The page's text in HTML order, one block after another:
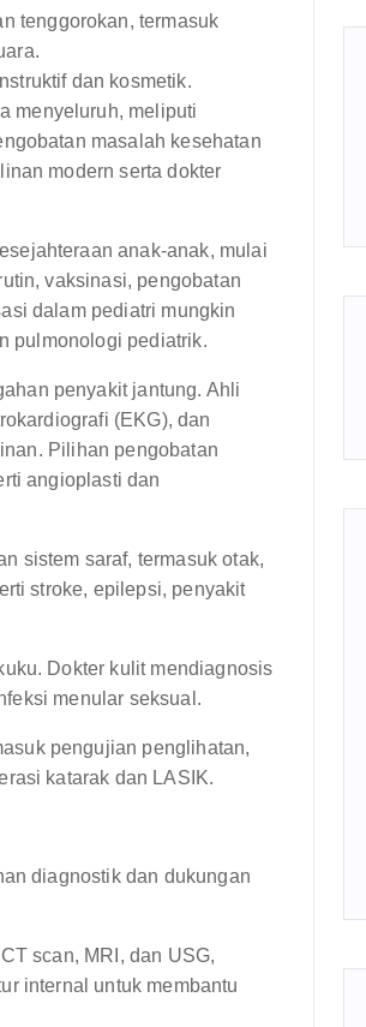
tenggorokan, termasuk
dan kosmetik.
menyeluruh, meliputi
masalah kesehatan
modern serta dokter
anak-anak, mulai
vaksinasi, pengobatan
dalam pediatri mungkin
pulmonologi pediatrik.
penyakit jantung. Ahli
(EKG), dan
Pilihan pengobatan
angioplasti dan
sistem saraf, termasuk otak,
stroke, epilepsi, penyakit
Dokter kulit mendiagnosis
menular seksual.
pengujian penglihatan,
katarak dan LASIK.
diagnostik dan dukungan
scan, MRI, dan USG,
internal untuk membantu